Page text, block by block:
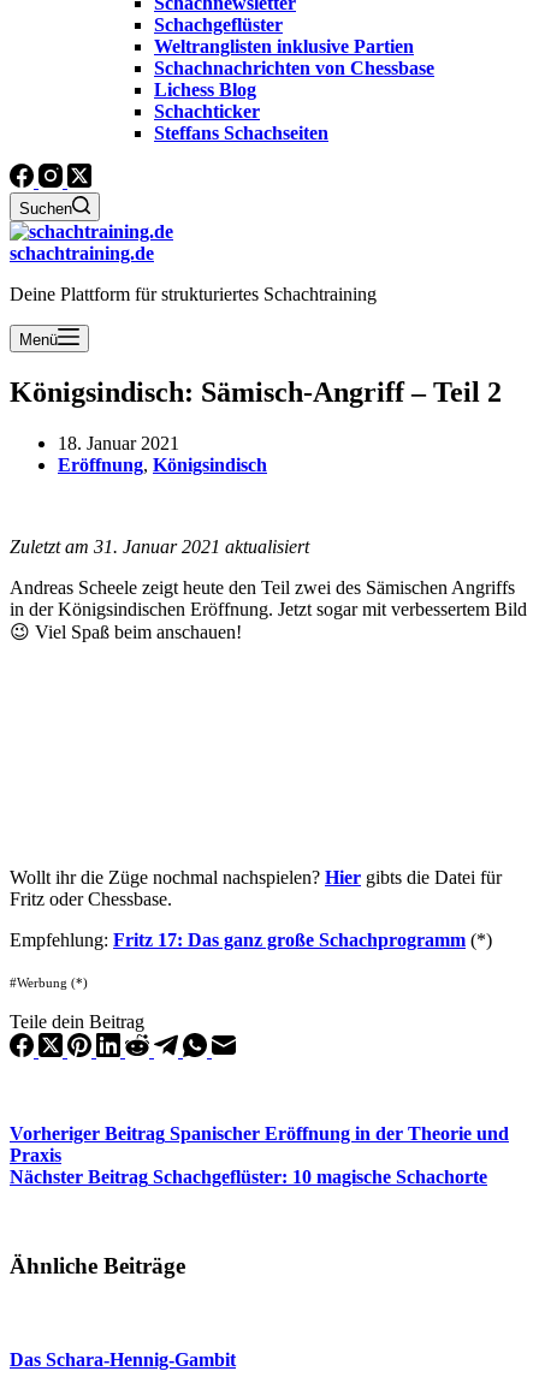
Schachgeflüster
Weltranglisten inklusive Partien
Schachnachrichten von Chessbase
Lichess Blog
Schachticker
Steffans Schachseiten
Suchen
schachtraining.de
Deine Plattform für strukturiertes Schachtraining
Menü
Königsindisch: Sämisch-Angriff – Teil 2
18. Januar 2021
Eröffnung, Königsindisch
Zuletzt am 31. Januar 2021 aktualisiert
Andreas Scheele zeigt heute den Teil zwei des Sämischen Angriffs
in der Königsindischen Eröffnung. Jetzt sogar mit verbessertem Bild
😉 Viel Spaß beim anschauen!
Wollt ihr die Züge nochmal nachspielen? Hier gibts die Datei für
Fritz oder Chessbase.
Empfehlung: Fritz 17: Das ganz große Schachprogramm (*)
#Werbung (*)
Teile dein Beitrag
Vorheriger Beitrag Spanischer Eröffnung in der Theorie und
Praxis
Nächster Beitrag Schachgeflüster: 10 magische Schachorte
Ähnliche Beiträge
Das Schara-Hennig-Gambit